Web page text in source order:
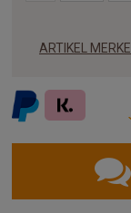
ARTIKEL